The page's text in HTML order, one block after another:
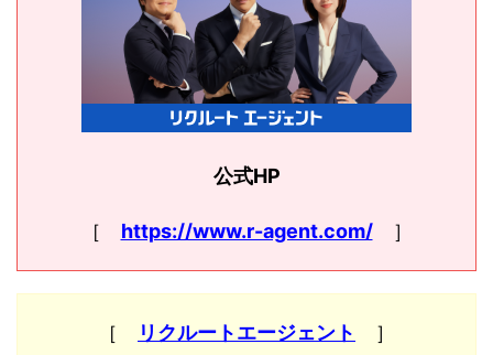
公式HP
［ https://www.r-agent.com/］
［ リクルートエージェント ］